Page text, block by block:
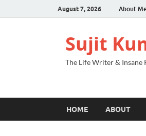
August 7, 2026 About
Sujit
The Life Writer & Insane
HOME ABOUT